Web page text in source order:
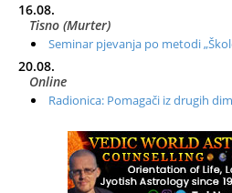
16.08.
Tisno (Murter)
Seminar pjevanja po metodi
20.08.
Online
Radionica: Pomagači iz drugih
Zagreb+Online
Osnovni ThetaHealing® tečaj,